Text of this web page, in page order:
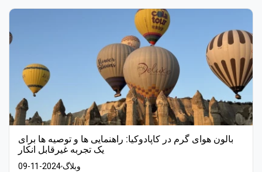
بالون هوای گرم در کاپادوکیا: راهنمایی ها و توصیه ها برای
یک تجربه غیرقابل انکار
09-11-2024وبلاگ